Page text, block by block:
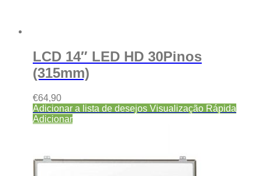
LCD 14″ LED HD 30Pinos
(315mm)
€64,90
Adicionar a lista de desejos Visualização Rápida
Adicionar